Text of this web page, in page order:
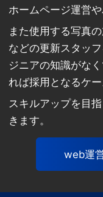
ホームページ運営
また使用する写真
などの更新スタッ
ジニアの知識がな
れば採用となるケー
スキルアップを目
きます。
web運